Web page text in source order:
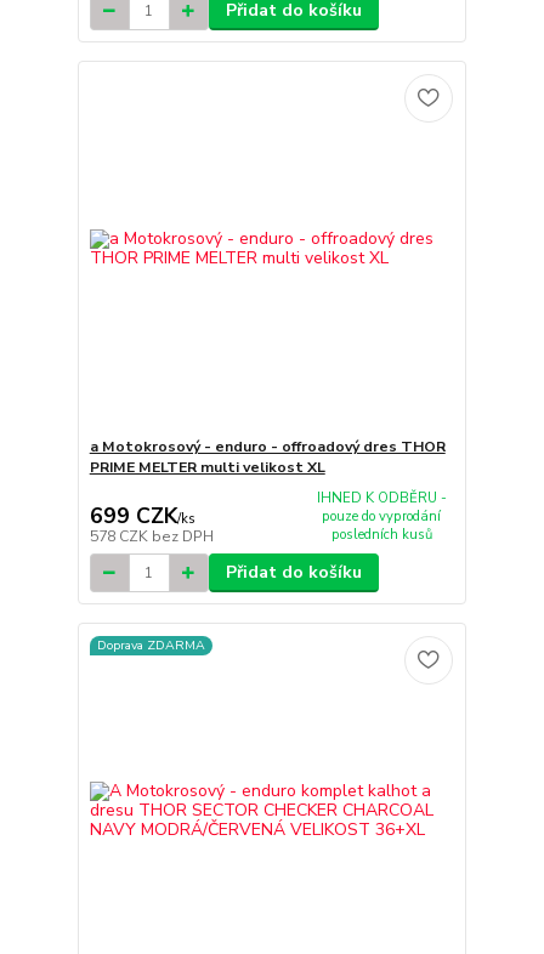
Přidat do košíku
a Motokrosový - enduro - offroadový dres THOR
PRIME MELTER multi velikost XL
699 CZK/ks
578 CZK bez DPH
IHNED K ODBĚRU -
pouze do vyprodání
posledních kusů
Přidat do košíku
Doprava ZDARMA